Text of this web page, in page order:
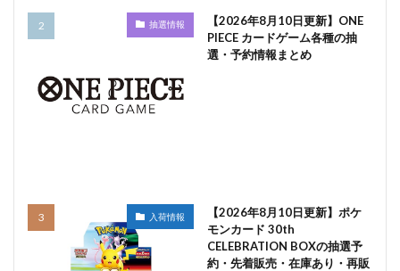
抽選情報
【2026年8月10日更新】ONE
PIECE カードゲーム各種の抽
選・予約情報まとめ
入荷情報
【2026年8月10日更新】ポケ
モンカード 30th
CELEBRATION BOXの抽選予
約・先着販売・在庫あり・再販